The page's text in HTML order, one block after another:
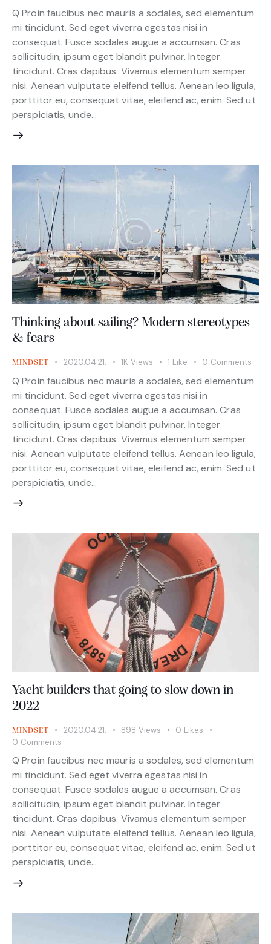
Q Proin faucibus nec mauris a sodales, sed elementum
mi tincidunt. Sed eget viverra egestas nisi in
consequat. Fusce sodales augue a accumsan. Cras
sollicitudin, ipsum eget blandit pulvinar. Integer
tincidunt. Cras dapibus. Vivamus elementum semper
nisi. Aenean vulputate eleifend tellus. Aenean leo ligula,
porttitor eu, consequat vitae, eleifend ac, enim. Sed ut
perspiciatis, unde…
Thinking about sailing? Modern stereotypes
& fears
MINDSET 2020.04.21. 1K Views 1 Like 0 Comments
Q Proin faucibus nec mauris a sodales, sed elementum
mi tincidunt. Sed eget viverra egestas nisi in
consequat. Fusce sodales augue a accumsan. Cras
sollicitudin, ipsum eget blandit pulvinar. Integer
tincidunt. Cras dapibus. Vivamus elementum semper
nisi. Aenean vulputate eleifend tellus. Aenean leo ligula,
porttitor eu, consequat vitae, eleifend ac, enim. Sed ut
perspiciatis, unde…
Yacht builders that going to slow down in
2022
MINDSET 2020.04.21. 898 Views 0 Likes
0 Comments
Q Proin faucibus nec mauris a sodales, sed elementum
mi tincidunt. Sed eget viverra egestas nisi in
consequat. Fusce sodales augue a accumsan. Cras
sollicitudin, ipsum eget blandit pulvinar. Integer
tincidunt. Cras dapibus. Vivamus elementum semper
nisi. Aenean vulputate eleifend tellus. Aenean leo ligula,
porttitor eu, consequat vitae, eleifend ac, enim. Sed ut
perspiciatis, unde…